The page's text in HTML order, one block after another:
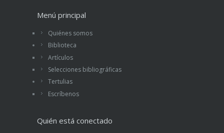
Menú principal
Quiénes somos
Biblioteca
Artículos
Selecciones bibliográficas
Tertulias
Escríbenos
Quién está conectado